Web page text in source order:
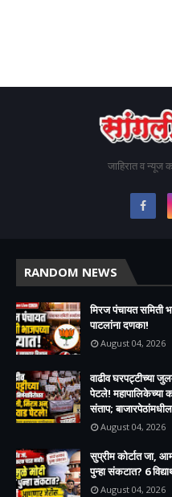
जाहिरात व न्यूज
RANDOM NEWS
मिरज पंचायत समिती
पाटलांना दणका!
August 04, 2026
वाढीव घरपट्टीच्या
पेटले! महापालिकेच्या
संताप; बाजारपेठांमधील
August 04, 2026
सुप्रीम कोर्टात जा,
पुन्हा संकटात? 6
August 04, 2026